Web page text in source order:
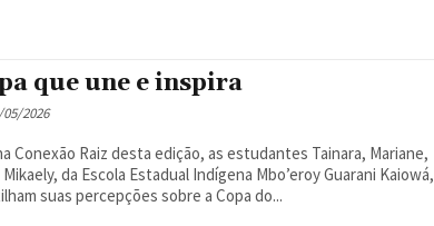
que une e inspira
05/2026
Conexão Raiz desta edição, as estudantes Tainara, Mariane,
da Escola Estadual Indígena Mbo’eroy Guarani Kaiowá,
suas percepções sobre a Copa do...